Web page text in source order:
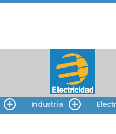
Industria